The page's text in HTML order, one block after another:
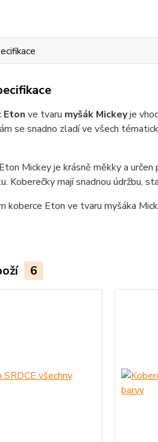
Eton ve tvaru myšák Mickeyje
se snadno zladí ve všech
Mickey je krásně měkky a
Koberečky mají snadnou údržbu,
koberce Eton ve tvaru myšáka
6